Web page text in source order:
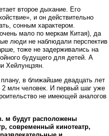
второе дыхание. Его
и он действительно
сонным характером.
мало по меркам Китая), да
люди не наблюдали перспектив
тоже не задерживались на
будущего для детей. А
Хейлунцзян.
в ближайшие двадцать лет
2 млн человек. И первый шаг уже
не имеющей аналогов
м будут расположены
современный кинотеатр,
и